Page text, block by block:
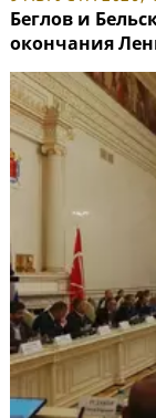
Беглов и
окончания